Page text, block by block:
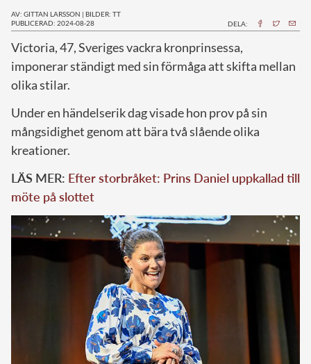
AV: GITTAN LARSSON | BILDER: TT
PUBLICERAD: 2024-08-28
DELA:
Victoria, 47, Sveriges vackra kronprinsessa,
imponerar ständigt med sin förmåga att skifta mellan
olika stilar.
Under en händelserik dag visade hon prov på sin
mångsidighet genom att bära två slående olika
kreationer.
LÄS MER: Efter storbråket: Prins Daniel uppkallad till
möte på slottet